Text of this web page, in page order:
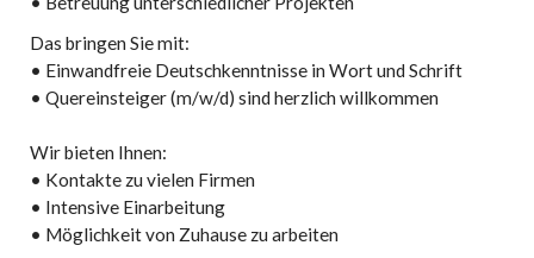
Das bringen Sie mit:
• Einwandfreie Deutschkenntnisse in Wort und Schrift
• Quereinsteiger (m/w/d) sind herzlich willkommen
Wir bieten Ihnen:
• Kontakte zu vielen Firmen
• Intensive Einarbeitung
• Möglichkeit von Zuhause zu arbeiten